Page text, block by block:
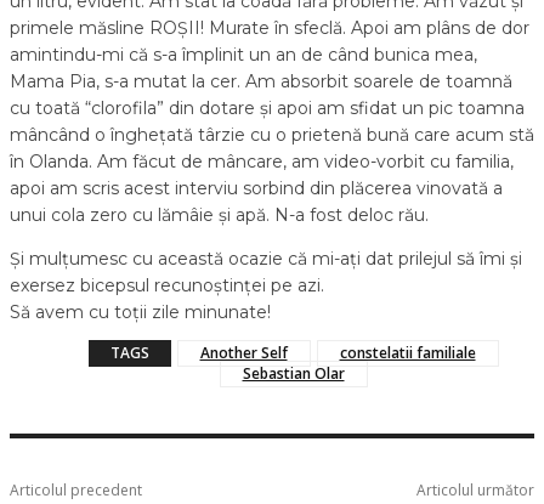
primele măsline ROȘII! Murate în sfeclă. Apoi am plâns de dor
amintindu-mi că s-a împlinit un an de când bunica mea,
Mama Pia, s-a mutat la cer. Am absorbit soarele de toamnă
cu toată “clorofila” din dotare și apoi am sfidat un pic toamna
mâncând o înghețată târzie cu o prietenă bună care acum stă
în Olanda. Am făcut de mâncare, am video-vorbit cu familia,
apoi am scris acest interviu sorbind din plăcerea vinovată a
unui cola zero cu lămâie și apă. N-a fost deloc rău.
Și mulțumesc cu această ocazie că mi-ați dat prilejul să îmi și
exersez bicepsul recunoștinței pe azi.
Să avem cu toții zile minunate!
TAGS Another Self
constelatii familiale
Sebastian Olar
Articolul precedent Articolul următor